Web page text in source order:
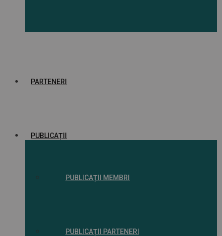
PARTENERI
PUBLICAȚII
PUBLICAȚII MEMBRI
PUBLICAȚII PARTENERI